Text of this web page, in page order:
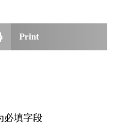
Print
必填字段